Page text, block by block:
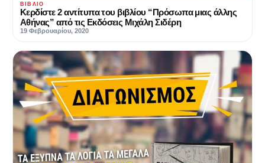
ΒΙΒΛΊΟ
Κερδίστε 2 αντίτυπα του βιβλίου “Πρόσωπα μιας άλλης
Αθήνας” από τις Εκδόσεις Μιχάλη Σιδέρη
19 Φεβρουαρίου, 2020